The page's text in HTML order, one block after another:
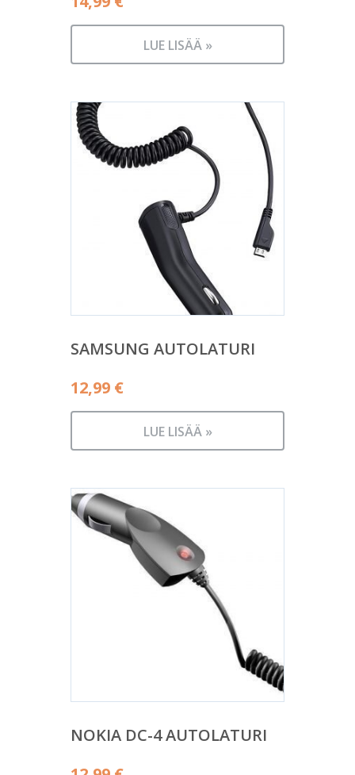
LUE LISÄÄ »
SAMSUNG AUTOLATURI
12,99 €
LUE LISÄÄ »
NOKIA DC-4 AUTOLATURI